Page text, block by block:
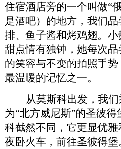
住宿酒店旁的一个叫做“
是酒吧） 的地方，我们
排、 鱼子酱和烤鸡翅。
甜点情有独钟，她每次
的笑容与不变的拍照手势
最温暖的记忆之一。
从莫斯科出发，我
为“北方威尼斯”的圣彼
科截然不同，它更显优
夜卧火车，前往圣彼得